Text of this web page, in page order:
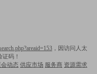
，因访问人太
码！
会动态 供应市场 服务商 资源需求